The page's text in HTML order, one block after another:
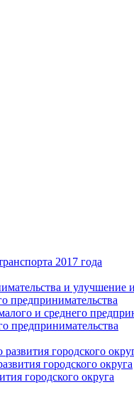
2017 года
и
предпринимательства
и среднего
предпринимательства
городского
городского округа
городского округа